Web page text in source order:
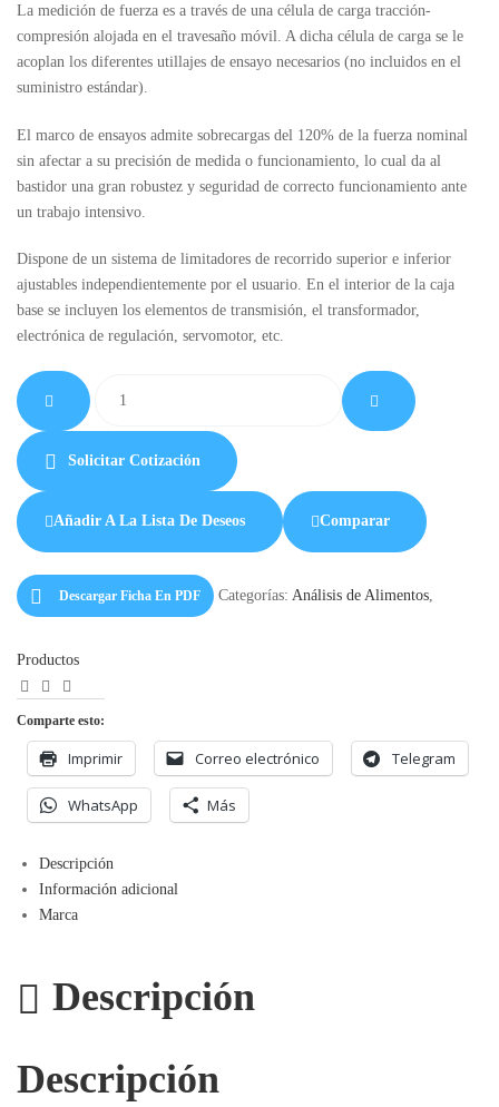
La medición de fuerza es a través de una célula de carga tracción-
compresión alojada en el travesaño móvil. A dicha célula de carga se le
acoplan los diferentes utillajes de ensayo necesarios (no incluidos en el
suministro estándar).
El marco de ensayos admite sobrecargas del 120% de la fuerza nominal
sin afectar a su precisión de medida o funcionamiento, lo cual da al
bastidor una gran robustez y seguridad de correcto funcionamiento ante
un trabajo intensivo.
Dispone de un sistema de limitadores de recorrido superior e inferior
ajustables independientemente por el usuario. En el interior de la caja
base se incluyen los elementos de transmisión, el transformador,
electrónica de regulación, servomotor, etc.
Solicitar Cotización
Añadir A La Lista De Deseos Comparar
Descargar Ficha En PDF Categorías: Análisis de Alimentos
Productos
FacebookLinkedIn
Comparte esto:
Imprimir Correo electrónico Telegram
WhatsApp Más
Descripción
Información adicional
Marca
Descripción
Descripción